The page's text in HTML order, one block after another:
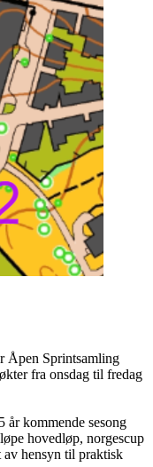
Åpen Sprintsamling
fra onsdag til fredag
år kommende sesong
hovedløp, norgescup
hensyn til praktisk